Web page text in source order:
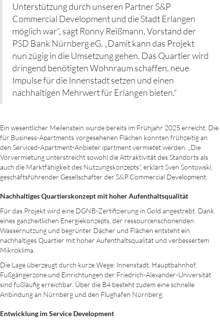
Unterstützung durch unseren Partner S&P
Commercial Development und die Stadt Erlangen
möglich war“, sagt Ronny Reißmann, Vorstand der
PSD Bank Nürnberg eG. „Damit kann das Projekt
nun zügig in die Umsetzung gehen. Das Quartier wird
dringend benötigten Wohnraum schaffen, neue
Impulse für die Innenstadt setzen und einen
nachhaltigen Mehrwert für Erlangen bieten.“
Ein wesentlicher Meilenstein wurde bereits im Frühjahr 2025 erreicht: Die
für Business-Apartments vorgesehenen Flächen konnten frühzeitig an
den Serviced-Apartment-Anbieter ipartment vermietet werden. „Die
Vorvermietung unterstreicht sowohl die Attraktivität des Standorts als
auch die Markt­fähigkeit des Nutzungskonzepts“, erklärt Sven Sontowski,
geschäftsführender Gesellschafter der S&P Commercial Development.
Nachhaltiges Quartierskonzept mit hoher Aufenthaltsqualität
Für das Projekt wird eine DGNB-Zertifizierung in Gold angestrebt. Dank
eines ganzheitlichen Energiekonzepts, der ressourcenschonenden
Wassernutzung und begrünter Dächer und Flächen entsteht ein
nachhaltiges Quartier mit hoher Aufenthaltsqualität und verbessertem
Mikroklima.
Die Lage überzeugt durch kurze Wege: Innenstadt, Hauptbahnhof,
Fußgängerzone und Einrichtungen der Friedrich-Alexander-Universität
sind fußläufig erreichbar. Über die B4 besteht zudem eine schnelle
Anbindung an Nürnberg und den Flughafen Nürnberg.
Entwicklung im Service Development